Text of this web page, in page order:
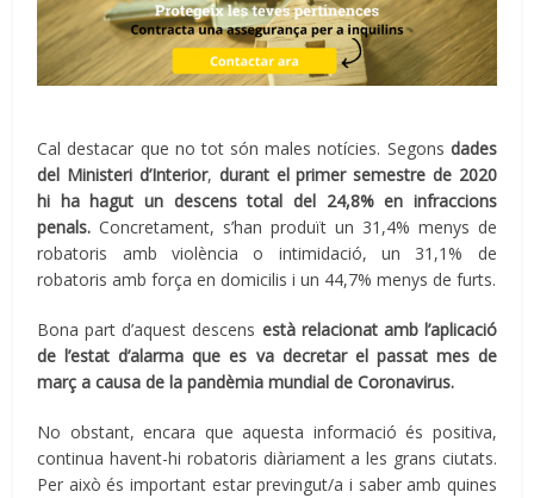
Cal destacar que no tot són males notícies. Segons dades
del Ministeri d’Interior, durant el primer semestre de 2020
hi ha hagut un descens total del 24,8% en infraccions
penals.Concretament, s’han produït un 31,4% menys de
robatoris amb violència o intimidació, un 31,1% de
robatoris amb força en domicilis i un 44,7% menys de furts.
Bona part d’aquest descens està relacionat amb l’aplicació
de l’estat d’alarma que es va decretar el passat mes de
març a causa de la pandèmia mundial de Coronavirus.
No obstant, encara que aquesta informació és positiva,
continua havent-hi robatoris diàriament a les grans ciutats.
Per això és important estar previngut/a i saber amb quines